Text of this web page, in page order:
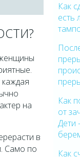
на
в
Само по
Как
есть
Как
от
Дети
Как